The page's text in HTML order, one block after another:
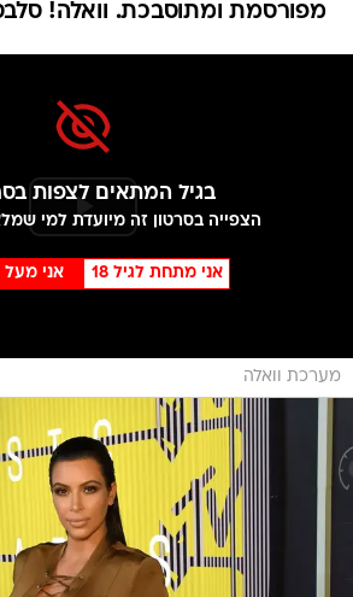
מפורסמת ומתוסבכת. וואלה!
בגיל המתאים לצפות
הצפייה בסרטון זה מיועדת למי שמלאו לו
אני מתחת לגיל 18 אני מעל
מערכת וואלה